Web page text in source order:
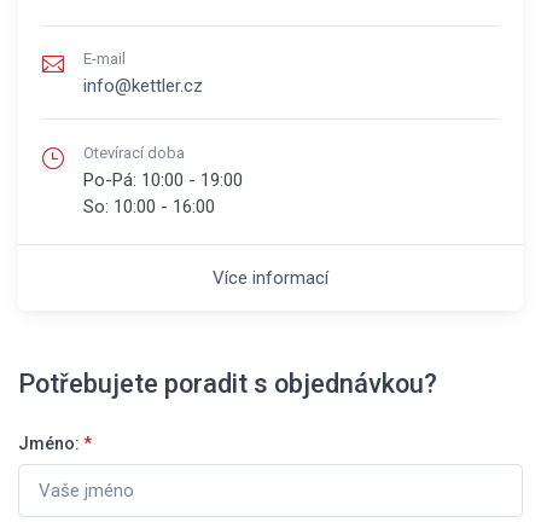
E-mail
info@kettler.cz
Otevírací doba
Po-Pá: 10:00 - 19:00
So: 10:00 - 16:00
Více informací
Potřebujete poradit s objednávkou?
Jméno: *